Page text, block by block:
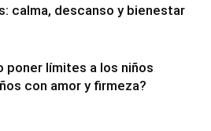
calma, descanso y bienestar
poner límites a los niños
con amor y firmeza?